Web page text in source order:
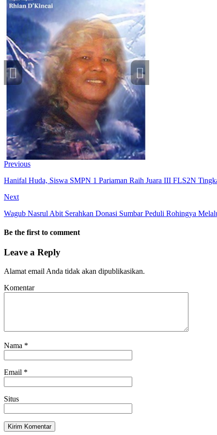
info heading
Previous
Hanifal Huda, Siswa SMPN 1 Pariaman Raih Juara III FLS2N
Next
Wagub Nasrul Abit Serahkan Donasi Sumbar Peduli Rohingya
Be the first to comment
Leave a Reply
Alamat email Anda tidak akan dipublikasikan.
Komentar
Nama *
Email *
Situs